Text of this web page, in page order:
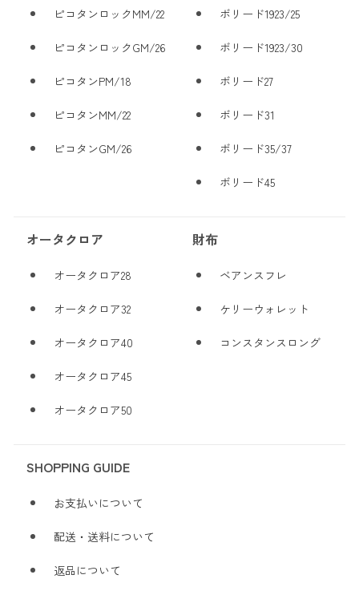
ピコタンロックMM/22
ピコタンロックGM/26
ピコタンPM/18
ピコタンMM/22
ピコタンGM/26
ボリード1923/25
ボリード1923/30
ボリード27
ボリード31
ボリード35/37
ボリード45
オータクロア
オータクロア28
オータクロア32
オータクロア40
オータクロア45
オータクロア50
財布
ベアンスフレ
ケリーウォレット
コンスタンスロング
SHOPPING GUIDE
お支払いについて
配送・送料について
返品について